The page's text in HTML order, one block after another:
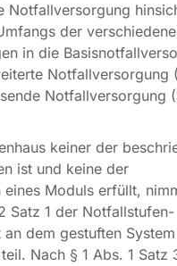
Notfallversorgung
der
in die
Notfallversorgung
Notfallversorgung
keiner der
ist und keine der
eines Moduls erfüllt,
Satz 1 der Notfallstufen-
an dem gestuften
Nach § 1 Abs. 1 Satz